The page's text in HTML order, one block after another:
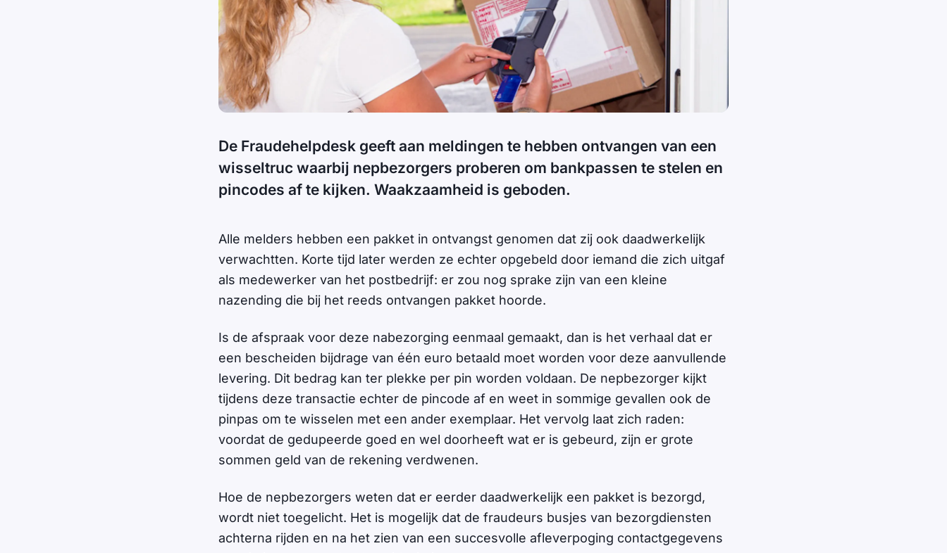
De Fraudehelpdesk geeft aan meldingen te hebben ontvangen van een
wisseltruc waarbij nepbezorgers proberen om bankpassen te stelen en
pincodes af te kijken. Waakzaamheid is geboden.
Alle melders hebben een pakket in ontvangst genomen dat zij ook daadwerkelijk
verwachtten. Korte tijd later werden ze echter opgebeld door iemand die zich uitgaf
als medewerker van het postbedrijf: er zou nog sprake zijn van een kleine
nazending die bij het reeds ontvangen pakket hoorde.
Is de afspraak voor deze nabezorging eenmaal gemaakt, dan is het verhaal dat er
een bescheiden bijdrage van één euro betaald moet worden voor deze aanvullende
levering. Dit bedrag kan ter plekke per pin worden voldaan. De nepbezorger kijkt
tijdens deze transactie echter de pincode af en weet in sommige gevallen ook de
pinpas om te wisselen met een ander exemplaar. Het vervolg laat zich raden:
voordat de gedupeerde goed en wel doorheeft wat er is gebeurd, zijn er grote
sommen geld van de rekening verdwenen.
Hoe de nepbezorgers weten dat er eerder daadwerkelijk een pakket is bezorgd,
wordt niet toegelicht. Het is mogelijk dat de fraudeurs busjes van bezorgdiensten
achterna rijden en na het zien van een succesvolle afleverpoging contactgegevens